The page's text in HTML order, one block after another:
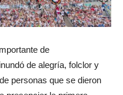
de
de alegría, folclor y
personas que se dieron